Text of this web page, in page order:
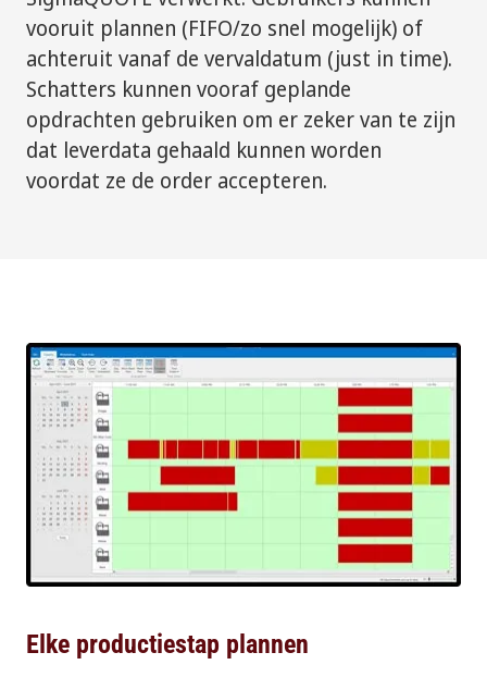
vooruit plannen (FIFO/zo snel mogelijk) of
achteruit vanaf de vervaldatum (just in time).
Schatters kunnen vooraf geplande
opdrachten gebruiken om er zeker van te zijn
dat leverdata gehaald kunnen worden
voordat ze de order accepteren.
Elke productiestap plannen